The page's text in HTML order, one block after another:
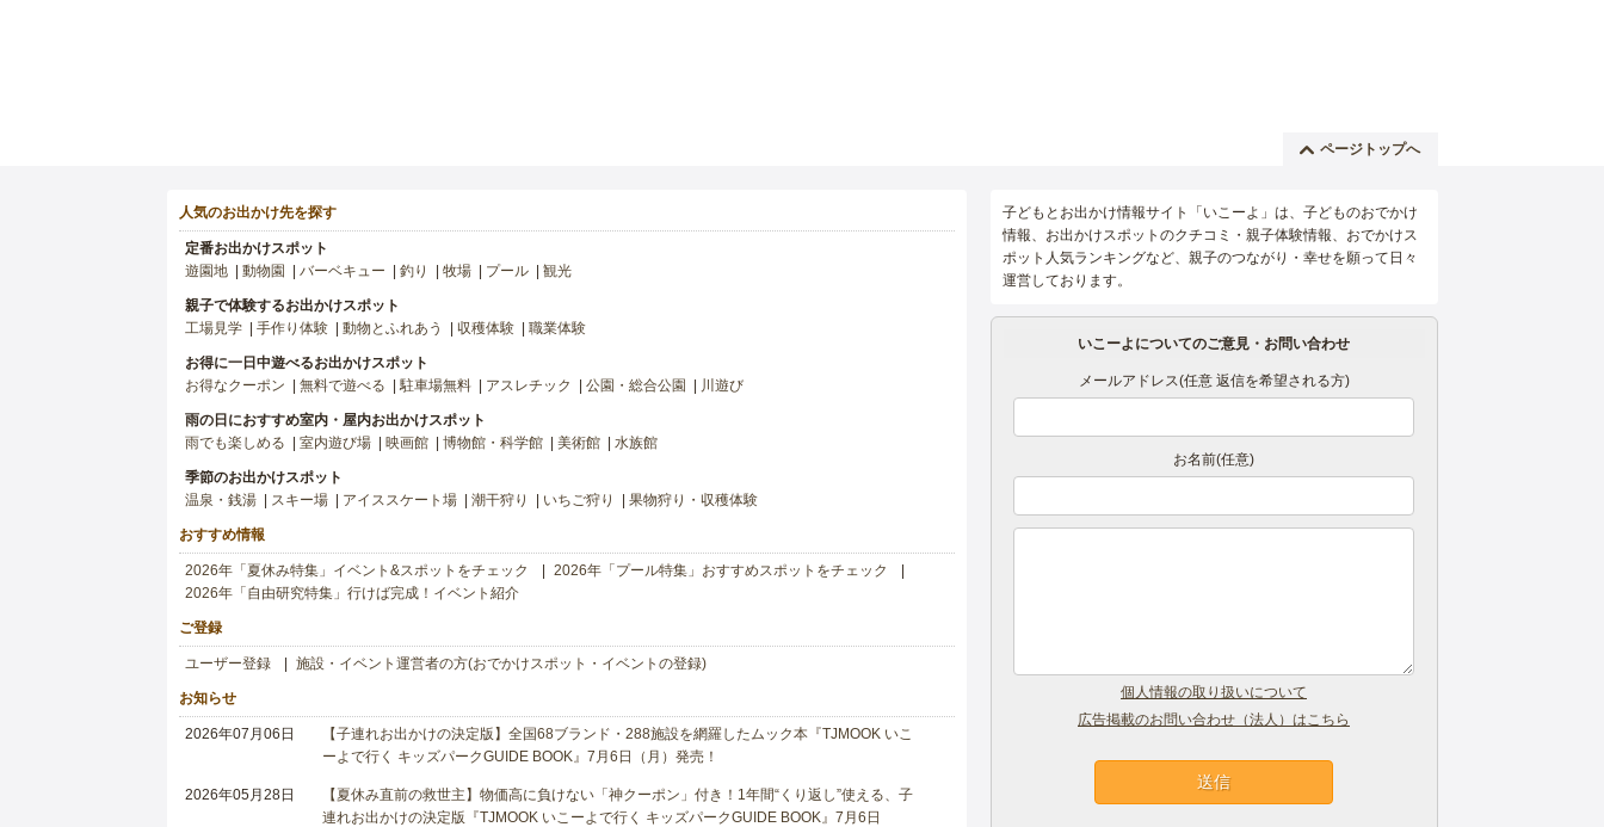
ページトップへ
人気のお出かけ先を探す
定番お出かけスポット
遊園地
動物園 バーベキュー 釣り 牧場 プール 観光
親子で体験するお出かけスポット
工場見学
手作り体験 動物とふれあう 収穫体験 職業体験
お得に一日中遊べるお出かけスポット
お得なクーポン
無料で遊べる 駐車場無料 アスレチック 公園・総合公園 川遊び
雨の日におすすめ室内・屋内お出かけスポット
雨でも楽しめる
室内遊び場 映画館 博物館・科学館 美術館 水族館
季節のお出かけスポット
温泉・銭湯
スキー場 アイススケート場 潮干狩り いちご狩り 果物狩り・収穫体験
おすすめ情報
2026年「夏休み特集」イベント&スポットをチェック
2026年「プール特集」おすすめスポットをチェック
2026年「自由研究特集」行けば完成！イベント紹介
ご登録
ユーザー登録 施設・イベント運営者の方(おでかけスポット・イベントの登録)
お知らせ
2026年07月06日
【子連れお出かけの決定版】全国68ブランド・288施設を網羅したムック本『TJMOOK いこ
ーよで行く キッズパークGUIDE BOOK』7月6日（月）発売！
2026年05月28日
【夏休み直前の救世主】物価高に負けない「神クーポン」付き！1年間“くり返し”使える、子
連れお出かけの決定版『TJMOOK いこーよで行く キッズパークGUIDE BOOK』7月6日
子どもとお出かけ情報サイト「いこーよ」は、子どものおでかけ
情報、お出かけスポットのクチコミ・親子体験情報、おでかけス
ポット人気ランキングなど、親子のつながり・幸せを願って日々
運営しております。
いこーよについてのご意見・お問い合わせ
メールアドレス(任意 返信を希望される方)
お名前(任意)
個人情報の取り扱いについて
広告掲載のお問い合わせ（法人）はこちら